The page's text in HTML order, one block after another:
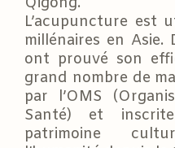
L’acupuncture est
millénaires en Asie.
ont prouvé son
grand nombre de
par l’OMS
Santé) et
patrimoine